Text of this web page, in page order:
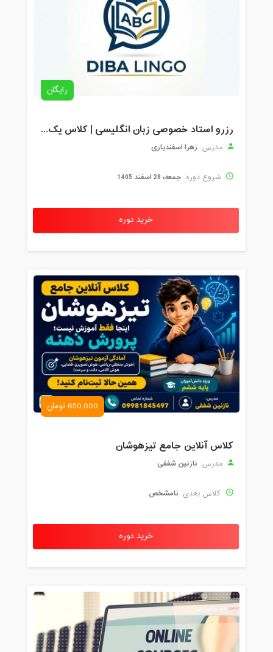
رایگان
رزرو استاد خصوصی زبان انگلیسی | کلاس یک‌نفره با زهرا اسفندیاری + مشاوره رایگان
مدرس: زهرا اسفندیاری
شروع دوره: جمعه، 28 اسفند 1405
خرید دوره
650,000 تومان
کلاس آنلاین جامع تیزهوشان
مدرس: نازنین شفقی
کلاس بعدی: نامشخص
خرید دوره